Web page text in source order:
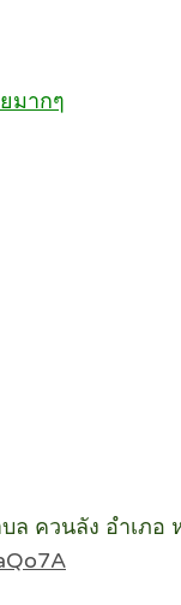
มากๆ
ควนลัง อำเภอ